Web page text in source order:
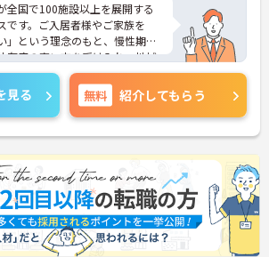
全国で100施設以上を展開する
です。ご入居者様やご家族を
」という理念のもと、慢性期や
存度の高い方を受け入れ、地域
意義の高い事業を推進していま
24時間常駐しています。急変
は看護師が担当するため、初任
の方も食事介助や入浴介助など
に専念できる環境です。多職種
人で判断を抱え込まないチーム
りと整っています。働き方の面
日が原則として公休となるほ
間も5時間から7時間程度とかな
スタッフの比率が90パーセント
な勤務変更が発生しにくく、あ
訪問予定表に沿って規則正しく
見る 無料 紹介してもらう